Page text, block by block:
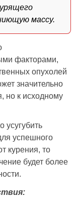
массу.
факторами,
опухолей
значительно
но к исходному
усугубить
успешного
курения, то
будет более